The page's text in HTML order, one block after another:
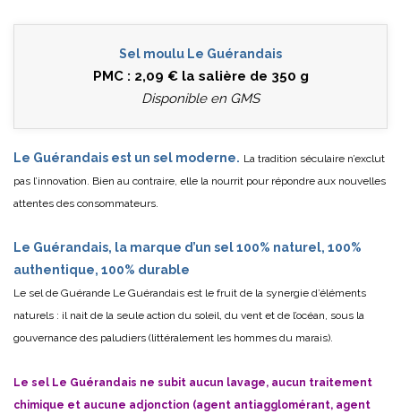
Sel moulu Le Guérandais
PMC : 2,09 € la salière de 350 g
Disponible en GMS
Le Guérandais est un sel moderne. La tradition séculaire n’exclut
pas l’innovation. Bien au contraire, elle la nourrit pour répondre aux nouvelles
attentes des consommateurs.
Le Guérandais, la marque d’un sel 100% naturel, 100%
authentique, 100% durable
Le sel de Guérande Le Guérandais est le fruit de la synergie d’éléments
naturels : il nait de la seule action du soleil, du vent et de l’océan, sous la
gouvernance des paludiers (littéralement les hommes du marais).
Le sel Le Guérandais ne subit aucun lavage, aucun traitement
chimique et aucune adjonction (agent antiagglomérant, agent